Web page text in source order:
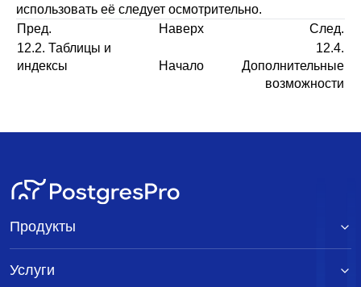
использовать её следует осмотрительно.
Пред.
Наверх
След.
12.2. Таблицы и
индексы
Начало
12.4.
Дополнительные
возможности
Продукты
Услуги